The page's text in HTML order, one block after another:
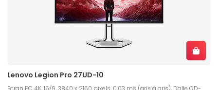
Lenovo Legion Pro 27UD-10
Ecran PC 4K, 16/9, 3840 x 2160 pixels, 0.03 ms (gris à gris), Dalle QD-